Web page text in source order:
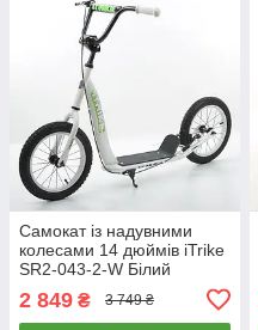
Самокат із надувними
колесами 14 дюймів iTrike
SR2-043-2-W Білий
2 849 ₴ 3 749 ₴